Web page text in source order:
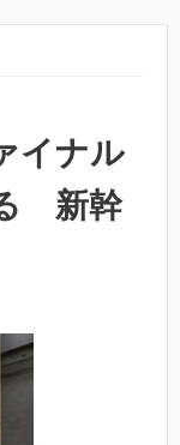
イナル
新幹